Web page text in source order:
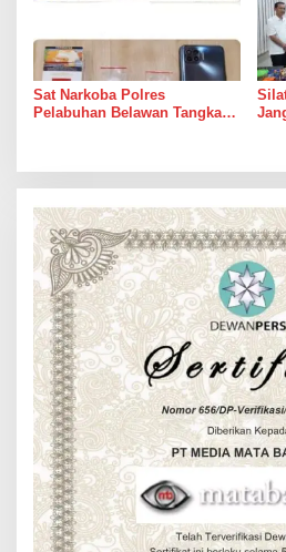
Sat Narkoba Polres
Pelabuhan Belawan Tangkap